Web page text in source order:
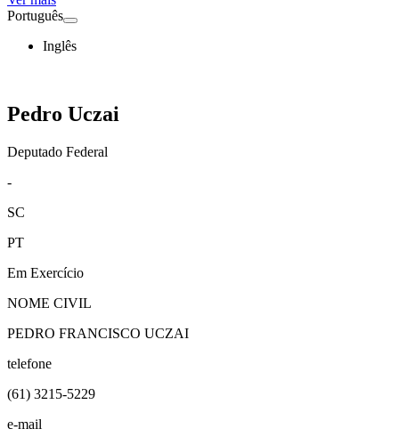
Português
Inglês
Pedro Uczai
Deputado Federal
-
SC
PT
Em Exercício
NOME CIVIL
PEDRO FRANCISCO UCZAI
telefone
(61) 3215-5229
e-mail